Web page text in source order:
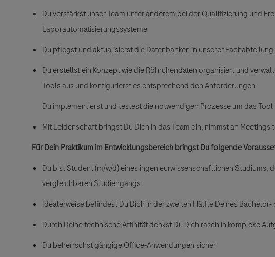
Du verstärkst unser Team unter anderem bei der Qualifizierung und
Laborautomatisierungssysteme
Du pflegst und aktualisierst die Datenbanken in unserer Fachabteilung
Du erstellst ein Konzept wie die Röhrchendaten organisiert und
Tools aus und konfigurierst es entsprechend den Anforderungen
Du implementierst und testest die notwendigen Prozesse um das Tool
Mit Leidenschaft bringst Du Dich in das Team ein, nimmst an
Für Dein Praktikum im Entwicklungsbereich bringst Du folgende
Du bist Student (m/w/d)eines ingenieurwissenschaftlichen Studiums,
vergleichbaren Studiengangs
Idealerweise befindest Du Dich in der zweiten Hälfte Deines
Durch Deine technische Affinität denkst Du Dich rasch in komplexe
Du beherrschst gängige Office-Anwendungen sicher